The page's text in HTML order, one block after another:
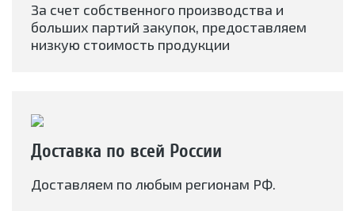
За счет собственного производства и
больших партий закупок, предоставляем
низкую стоимость продукции
Доставка по всей России
Доставляем по любым регионам РФ.